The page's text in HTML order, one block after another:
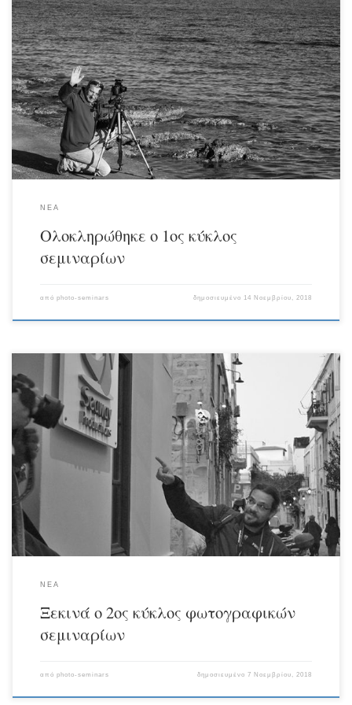
Ολοκληρώθηκε ο πρώτος κύκλος φωτογραφικών σεμιναρίων με επιτυχία.
Τελευταία εισήγηση με θέμα φωτογραφία τοπίου / νυχτερινή φωτογραφία & εφέ.
Δύο ομάδες συμμετεχόντων αρχάριοι και έμπειροι περάσαμε μαζί καλές στιγμές
με αναζήτηση και δημιουργία πάνω στη φωτογραφία. θέλω να σας ευχαριστήσω
όλους σας για την υπομονή και την εμπιστοσύνη που μου δείξατε. Εύχομαι να
συνεχίσετε ο καθένας σας τον φωτογραφικό του […]
ΝΕΑ
Ολοκληρώθηκε ο 1ος κύκλος
σεμιναρίων
από photo-seminars δημοσιευμένο 14 Νοεμβρίου, 2018
Ολοκληρώνεται ο 1ος κύκλος των φωτογραφικών σεμιναρίων στις 11
Νοεμβρίου και αρχίζει ο 2ος κύκλος Seaway Workshops. Το Σάββατο 10
Νοεμβρίου στις 20:00 το βράδυ θα γίνουν τα εγκαίνια του 2ου κύκλου
σεμιναρίων Seaway workshops στην Ερμούπολη της Σύρου. ΟΙ ΝΕΕΣ
ΕΓΓΡΑΦΕΣ ΓΙΑ ΤΟΝ 2ο ΚΎΚΛΟ ΣΥΝΕΧΙΖΟΝΤΑΙ ΕΩΣ 16 ΝΟΕΜΒΡΙΟΥ
2018.
ΝΕΑ
Ξεκινά ο 2ος κύκλος φωτογραφικών
σεμιναρίων
από photo-seminars δημοσιευμένο7 Νοεμβρίου, 2018